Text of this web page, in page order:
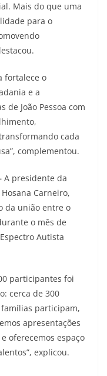
Mais do que uma
para o
fortalece o
e a
de João Pessoa com
cada
complementou.
A presidente da
Carneiro,
da união entre o
o mês de
Autista
participantes foi
cerca de 300
famílias participam,
apresentações
oferecemos espaço
explicou.